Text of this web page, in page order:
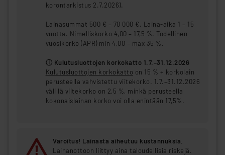
korontarkistus 2.7.2026).
Lainasummat 500 € – 70 000 €. Laina-aika 1 – 15
vuotta. Nimelliskorko 4,00 – 17,5 %. Todellinen
vuosikorko (APR) min 4,00 – max 35 %.
ⓘ Kulutusluottojen korkokatto 1.7.–31.12.2026
Kulutusluottojen korkokatto on 15 % + korkolain
perusteella vahvistettu viitekorko. 1.7.–31.12.2026
välillä viitekorko on 2,5 %, minkä perusteella
kokonaislainan korko voi olla enintään 17,5%.
Varoitus! Lainasta aiheutuu kustannuksia.
Lainanottoon liittyy aina taloudellisia riskejä.